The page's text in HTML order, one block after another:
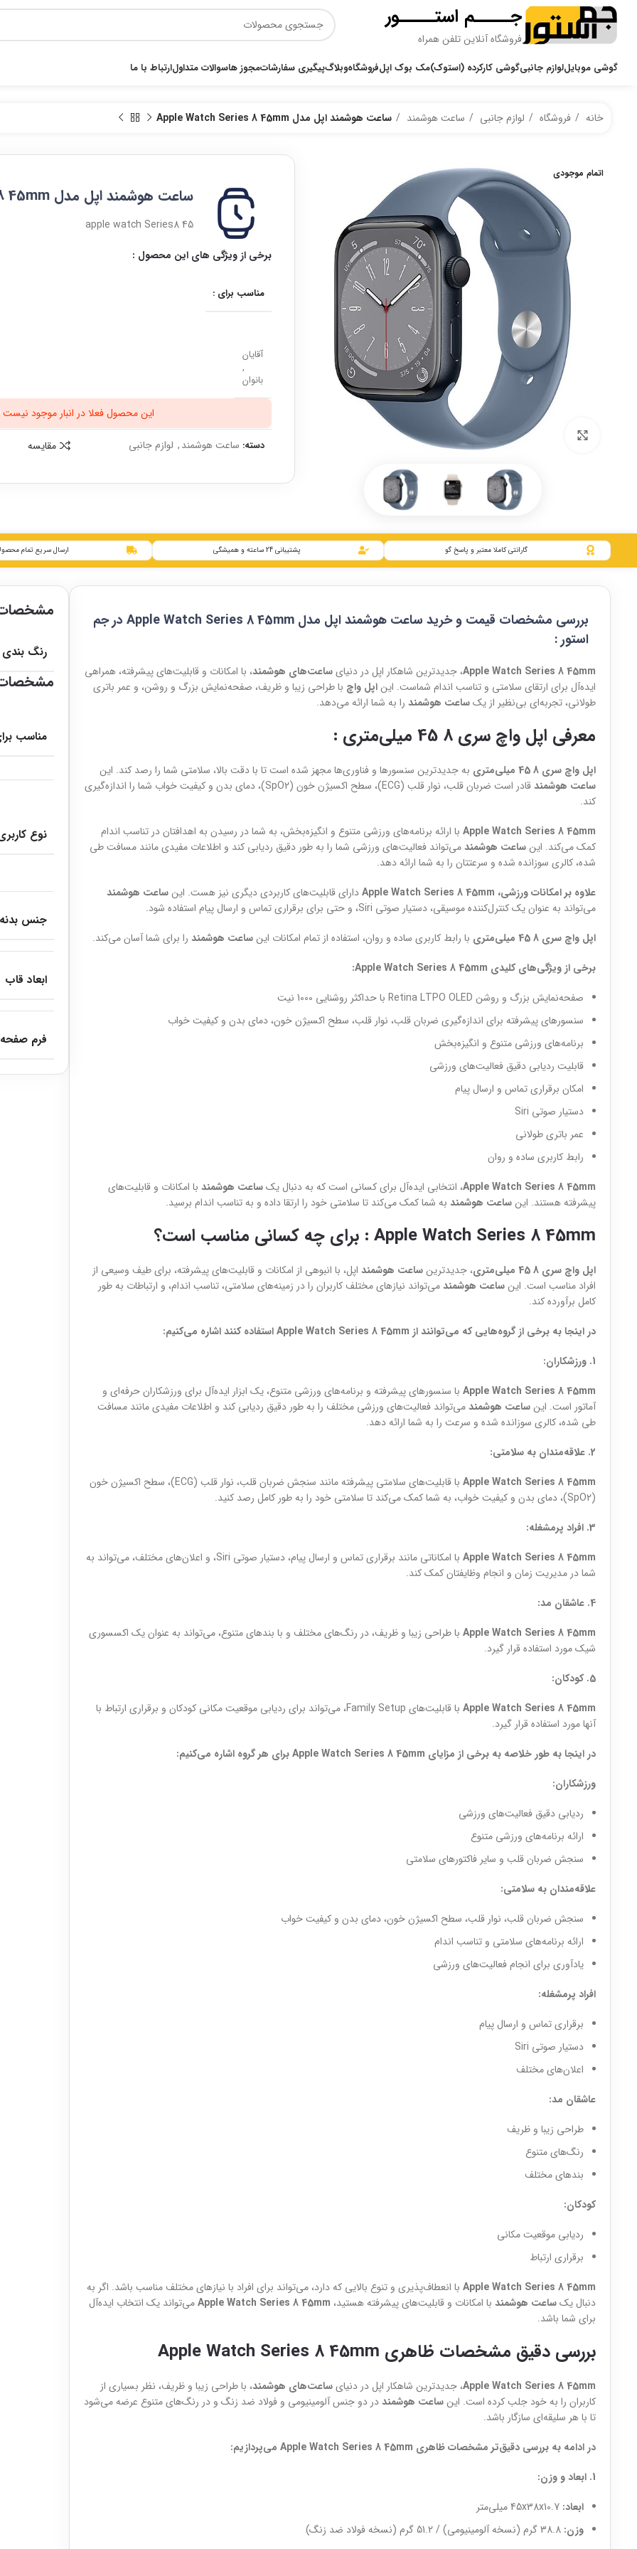
جـــــم استـــــور
فروشگاه آنلاین تلفن همراه
گوشی موبایللوازم جانبیگوشی کارکرده (استوک)مک بوک اپلفروشگاهوبلاگپیگیری سفارشاتمجوز هاسوالات متداولارتباط با ما
خانه فروشگاه لوازم جانبی ساعت هوشمند ساعت هوشمند اپل مدل Apple Watch Series 8 45mm
اتمام موجودی
بزرگنمایی تصویر
ساعت هوشمند اپل مدل Apple Watch Series 8 45mm
apple watch Series8 45
برخی از ویژگی های این محصول :
مناسب برای :
آقایان
,
بانوان
این محصول فعلا در انبار موجود
دسته: ساعت هوشمند, لوازم جانبی مقایسه
گارانتی کاملا معتبر و پاسخ گو پشتیبانی 24 ساعته و همیشگی ارسال سریع تمام
بررسی مشخصات قیمت و خرید ساعت هوشمند اپل مدل Apple Watch Series 8 45mm در جم
استور :
Apple Watch Series 8 45mm، جدیدترین شاهکار اپل در دنیایساعت‌های هوشمند، با امکانات و قابلیت‌های پیشرفته، همراهی
ایده‌آل برای ارتقای سلامتی و تناسب اندام شماست. ایناپل واچ با طراحی زیبا و ظریف، صفحه‌نمایش بزرگ و روشن، و عمر باتری
طولانی، تجربه‌ای بی‌نظیر از یکساعت هوشمند را به شما ارائه می‌دهد.
معرفی اپل واچ سری 8 45 میلی‌متری :
اپل واچ سری 8 45 میلی‌متری
به جدیدترین سنسورها و فناوری‌ها مجهز شده است تا با دقت بالا، سلامتی شما را رصد کند. این
ساعت هوشمند
قادر است ضربان قلب، نوار قلب (ECG)، سطح اکسیژن خون (SpO2)، دمای بدن و کیفیت خواب شما را اندازه‌گیری
کند.
Apple Watch Series 8 45mm با ارائه برنامه‌های ورزشی متنوع و انگیزه‌بخش، به شما در رسیدن به اهدافتان در تناسب اندام
کمک می‌کند. اینساعت هوشمندمی‌تواند فعالیت‌های ورزشی شما را به طور دقیق ردیابی کند و اطلاعات مفیدی مانند مسافت طی
شده، کالری سوزانده شده و سرعتتان را به شما ارائه دهد.
علاوه بر امکانات ورزشی، Apple Watch Series 8 45mm
دارای قابلیت‌های کاربردی دیگری نیز هست. اینساعت هوشمند
می‌تواند به عنوان یک کنترل‌کننده موسیقی، دستیار صوتی Siri، و حتی برای برقراری تماس و ارسال پیام استفاده شود.
اپل واچ سری 8 45 میلی‌متری
با رابط کاربری ساده و روان، استفاده از تمام امکانات اینساعت هوشمند را برای شما آسان می‌کند.
برخی از ویژگی‌های کلیدی Apple Watch Series 8 45mm:
صفحه‌نمایش بزرگ و روشن Retina LTPO OLED با حداکثر روشنایی 1000 نیت
سنسورهای پیشرفته برای اندازه‌گیری ضربان قلب، نوار قلب، سطح اکسیژن خون، دمای بدن و کیفیت خواب
برنامه‌های ورزشی متنوع و انگیزه‌بخش
قابلیت ردیابی دقیق فعالیت‌های ورزشی
امکان برقراری تماس و ارسال پیام
دستیار صوتی Siri
عمر باتری طولانی
رابط کاربری ساده و روان
Apple Watch Series 8 45mm، انتخابی ایده‌آل برای کسانی است که به دنبال یکساعت هوشمند با امکانات و قابلیت‌های
پیشرفته هستند. اینساعت هوشمند به شما کمک می‌کند تا سلامتی خود را ارتقا داده و به تناسب اندام برسید.
Apple Watch Series 8 45mm : برای چه کسانی مناسب است؟
اپل واچ سری 8 45 میلی‌متری ، جدیدترینساعت هوشمند اپل، با انبوهی از امکانات و قابلیت‌های پیشرفته، برای طیف وسیعی از
افراد مناسب است. اینساعت هوشمندمی‌تواند نیازهای مختلف کاربران را در زمینه‌های سلامتی، تناسب اندام، و ارتباطات به طور
کامل برآورده کند.
در اینجا به برخی از گروه‌هایی که می‌توانند از Apple Watch Series 8 45mm استفاده کنند اشاره می‌کنیم:
1. ورزشکاران:
Apple Watch Series 8 45mm با سنسورهای پیشرفته و برنامه‌های ورزشی متنوع، یک ابزار ایده‌آل برای ورزشکاران حرفه‌ای و
آماتور است. اینساعت هوشمندمی‌تواند فعالیت‌های ورزشی مختلف را به طور دقیق ردیابی کند و اطلاعات مفیدی مانند مسافت
طی شده، کالری سوزانده شده و سرعت را به شما ارائه دهد.
2. علاقه‌مندان به سلامتی:
Apple Watch Series 8 45mm
با قابلیت‌های سلامتی پیشرفته مانند سنجش ضربان قلب، نوار قلب (ECG)، سطح اکسیژن خون
(SpO2)، دمای بدن و کیفیت خواب، به شما کمک می‌کند تا سلامتی خود را به طور کامل رصد کنید.
3. افراد پرمشغله:
Apple Watch Series 8 45mm
با امکاناتی مانند برقراری تماس و ارسال پیام، دستیار صوتی Siri، و اعلان‌های مختلف، می‌تواند به
شما در مدیریت زمان و انجام وظایفتان کمک کند.
4. عاشقان مد:
Apple Watch Series 8 45mm با طراحی زیبا و ظریف، در رنگ‌های مختلف و با بندهای متنوع، می‌تواند به عنوان یک اکسسوری
شیک مورد استفاده قرار گیرد.
5. کودکان:
Apple Watch Series 8 45mm
با قابلیت‌های Family Setup، می‌تواند برای ردیابی موقعیت مکانی کودکان و برقراری ارتباط با
آنها مورد استفاده قرار گیرد.
در اینجا به طور خلاصه به برخی از مزایای Apple Watch Series 8 45mm برای هر گروه اشاره می‌کنیم:
ورزشکاران:
ردیابی دقیق فعالیت‌های ورزشی
ارائه برنامه‌های ورزشی متنوع
سنجش ضربان قلب و سایر فاکتورهای سلامتی
علاقه‌مندان به سلامتی:
سنجش ضربان قلب، نوار قلب، سطح اکسیژن خون، دمای بدن و کیفیت خواب
ارائه برنامه‌های سلامتی و تناسب اندام
یادآوری برای انجام فعالیت‌های ورزشی
افراد پرمشغله:
برقراری تماس و ارسال پیام
دستیار صوتی Siri
اعلان‌های مختلف
عاشقان مد:
طراحی زیبا و ظریف
رنگ‌های متنوع
بندهای مختلف
کودکان:
ردیابی موقعیت مکانی
برقراری ارتباط
Apple Watch Series 8 45mm با انعطاف‌پذیری و تنوع بالایی که دارد، می‌تواند برای افراد با نیازهای مختلف مناسب باشد. اگر به
دنبال یکساعت هوشمند با امکانات و قابلیت‌های پیشرفته هستید، Apple Watch Series 8 45mmمی‌تواند یک انتخاب ایده‌آل
برای شما باشد.
بررسی دقیق مشخصات ظاهری Apple Watch Series 8 45mm
Apple Watch Series 8 45mm، جدیدترین شاهکار اپل در دنیایساعت‌های هوشمند، با طراحی زیبا و ظریف، نظر بسیاری از
کاربران را به خود جلب کرده است. اینساعت هوشمنددر دو جنس آلومینیومی و فولاد ضد زنگ و در رنگ‌های متنوع عرضه می‌شود
تا با هر سلیقه‌ای سازگار باشد.
در ادامه به بررسی دقیق‌تر مشخصات ظاهری Apple Watch Series 8 45mm می‌پردازیم:
1. ابعاد و وزن:
ابعاد:
وزن:
رنگ بندی
مناسب
نوع
جنس بدنه
ابعاد قاب
فرم صفحه